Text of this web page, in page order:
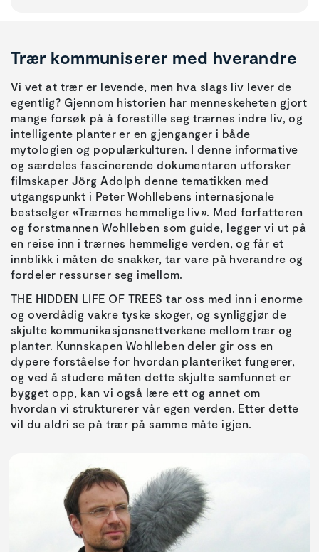
Trær kommuniserer med hverandre
Vi vet at trær er levende, men hva slags liv lever de
egentlig? Gjennom historien har menneskeheten gjort
mange forsøk på å forestille seg trærnes indre liv, og
intelligente planter er en gjenganger i både
mytologien og populærkulturen. I denne informative
og særdeles fascinerende dokumentaren utforsker
filmskaper Jörg Adolph denne tematikken med
utgangspunkt i Peter Wohllebens internasjonale
bestselger «Trærnes hemmelige liv». Med forfatteren
og forstmannen Wohlleben som guide, legger vi ut på
en reise inn i trærnes hemmelige verden, og får et
innblikk i måten de snakker, tar vare på hverandre og
fordeler ressurser seg imellom.
THE HIDDEN LIFE OF TREES tar oss med inn i enorme
og overdådig vakre tyske skoger, og synliggjør de
skjulte kommunikasjonsnettverkene mellom trær og
planter. Kunnskapen Wohlleben deler gir oss en
dypere forståelse for hvordan planteriket fungerer,
og ved å studere måten dette skjulte samfunnet er
bygget opp, kan vi også lære ett og annet om
hvordan vi strukturerer vår egen verden. Etter dette
vil du aldri se på trær på samme måte igjen.